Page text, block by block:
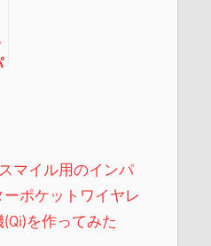
マイル用のインパ
ーポケットワイヤレ
(Qi)を作ってみた